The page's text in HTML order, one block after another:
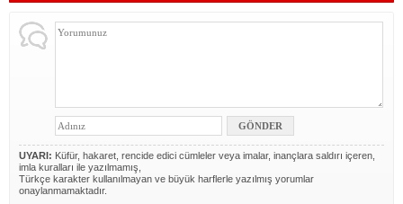
UYARI: Küfür, hakaret, rencide edici cümleler veya imalar, inançlara saldırı içeren,
imla kuralları ile yazılmamış,
Türkçe karakter kullanılmayan ve büyük harflerle yazılmış yorumlar
onaylanmamaktadır.